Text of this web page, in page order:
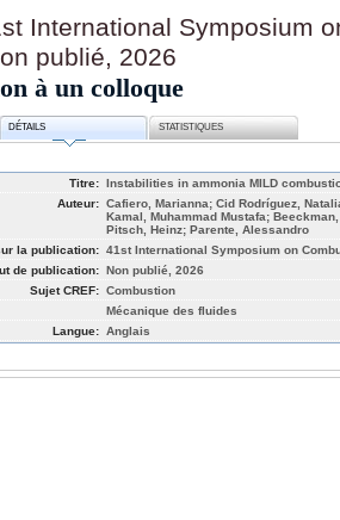
International Symposium
publié, 2026
à un colloque
DÉTAILS STATISTIQUES
Titre: Instabilities in ammonia MILD
Auteur: Cafiero, Marianna; Cid Rodríguez,
Kamal, Muhammad Mustafa;
Pitsch, Heinz; Parente, Alessandro
la publication: 41st International Symposium on
de publication: Non publié, 2026
Sujet CREF: Combustion
Mécanique des fluides
Langue: Anglais